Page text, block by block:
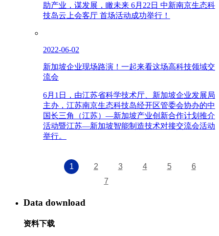
助产业，谋发展，瞰未来 6月22日 中新南京生态科
技岛云上会客厅 首场活动成功举行！
2022-06-02
新加坡企业现场路演！一起来看这场高科技领域交
流会
6月1日，由江苏省科学技术厅、新加坡企业发展局
主办，江苏南京生态科技岛经开区管委会协办的中
国长三角（江苏）—新加坡产业创新合作计划推介
活动暨江苏—新加坡智能制造技术对接交流会活动
举行。
1 2 3 4 5
6
7
Data download
资料下载